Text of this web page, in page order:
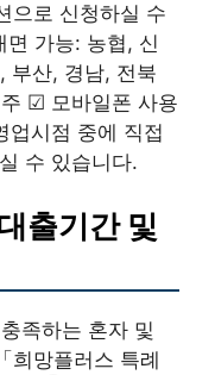
으로 신청하실 수
면 가능: 농협, 신
부산, 경남, 전북
☑ 모바일폰 사용
업시점 중에 직접
수 있습니다.
출기간 및
족하는 혼자 및
희망플러스 특례